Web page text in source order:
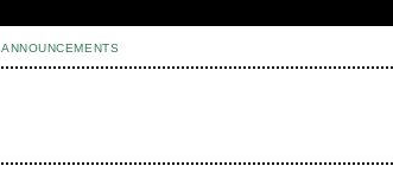
ANNOUNCEMENTS